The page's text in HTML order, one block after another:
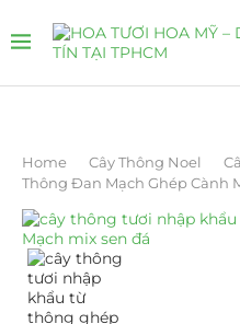
Home Cây Thông Noel
Thông Đan Mạch Ghép Cành